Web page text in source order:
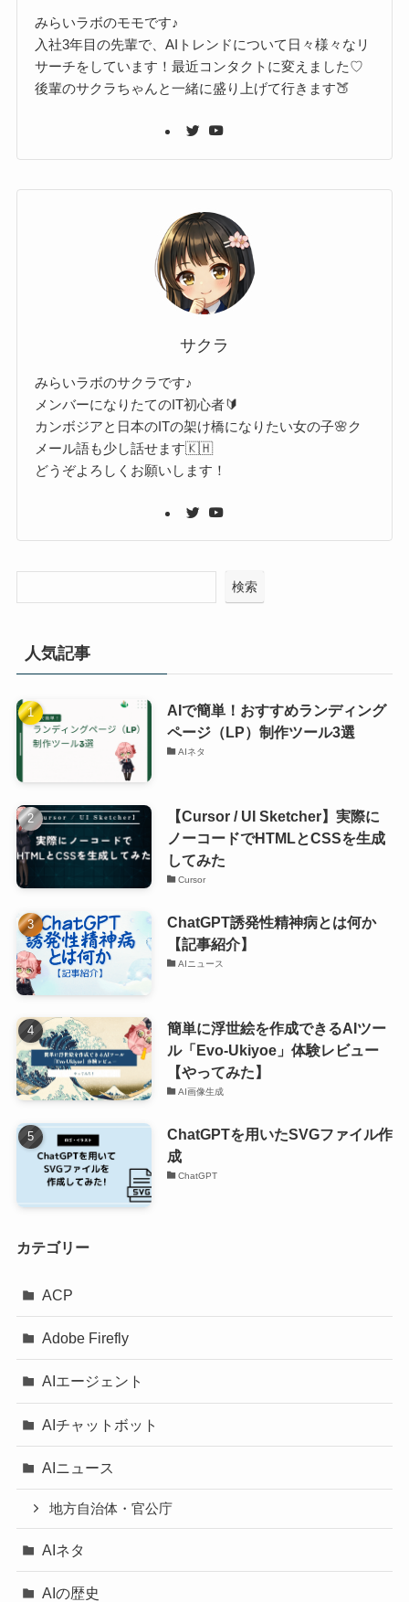
みらいラボのモモです♪
入社3年目の先輩で、AIトレンドについて日々様々なリ
サーチをしています！最近コンタクトに変えました♡
後輩のサクラちゃんと一緒に盛り上げて行きます🍑
サクラ
みらいラボのサクラです♪
メンバーになりたてのIT初心者🔰
カンボジアと日本のITの架け橋になりたい女の子🌸ク
メール語も少し話せます🇰🇭
どうぞよろしくお願いします！
検索
人気記事
AIで簡単！おすすめランディング
ページ（LP）制作ツール3選
AIネタ
【Cursor / UI Sketcher】実際に
ノーコードでHTMLとCSSを生成
してみた
Cursor
ChatGPT誘発性精神病とは何か
【記事紹介】
AIニュース
簡単に浮世絵を作成できるAIツー
ル「Evo-Ukiyoe」体験レビュー
【やってみた】
AI画像生成
ChatGPTを用いたSVGファイル作
成
ChatGPT
カテゴリー
ACP
Adobe Firefly
AIエージェント
AIチャットボット
AIニュース
地方自治体・官公庁
AIネタ
AIの歴史